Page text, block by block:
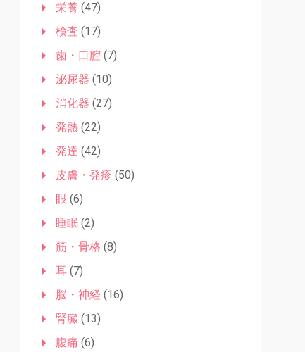
栄養 (47)
検査 (17)
歯・口腔(7)
泌尿器 (10)
消化器 (27)
発熱(22)
発達 (42)
皮膚・発疹 (50)
眼 (6)
睡眠(2)
筋・骨格 (8)
耳(7)
脳・神経 (16)
腎臓 (13)
腹痛 (6)